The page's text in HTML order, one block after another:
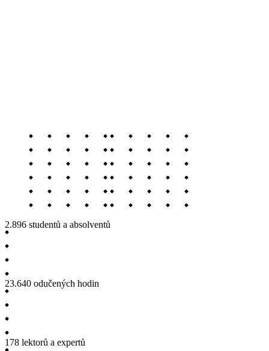
2.896 studentů a absolventů
23.640 odučených hodin
178 lektorů a expertů